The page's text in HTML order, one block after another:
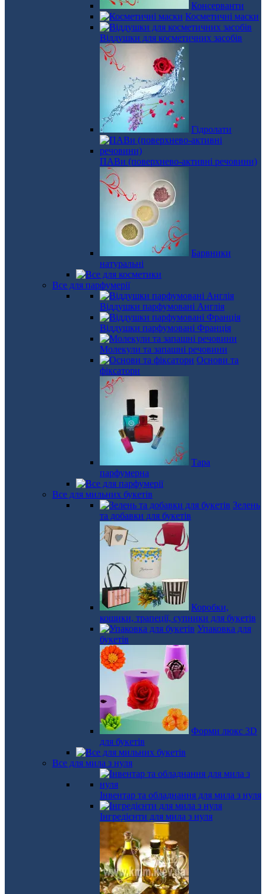
Консерванти
Косметичні маски
Віддушки для косметичних засобів
Гідролати
ПАВи (поверхнево-активні речовини)
Барвники
натуральні
Все для парфумерії
Віддушки парфумовані Англія
Віддушки парфумовані Франція
Молекули та запашні речовини
Основи та
фіксатори
Тара
парфумерна
Все для мильних букетів
Зелень
та добавки для букетів
Коробки,
кошики, трапеції, супники для букетів
Упаковка для
букетів
Форми люкс 3D
для букетів
Все для мила з нуля
Інвентар та обладнання для мила з нуля
Інгредієнти для мила з нуля